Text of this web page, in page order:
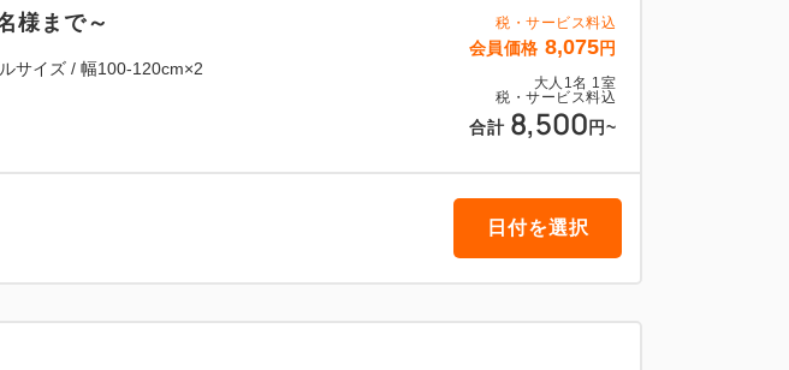
りプランになります。
の客室清掃について◆
泊中の清掃・タオル交換・アメニティの補充は希望制でございます。
希望のお客様は午前１１時までに清掃札を出して頂きますようお
ンラインカード決済を選択されたお客様へ】
税・サービス料込
会員価格 8,075円
大人 1名 1室
税・サービス料込
合計 8,500 円~
様まで～
サイズ / 幅100-120cm×2
日付を選択